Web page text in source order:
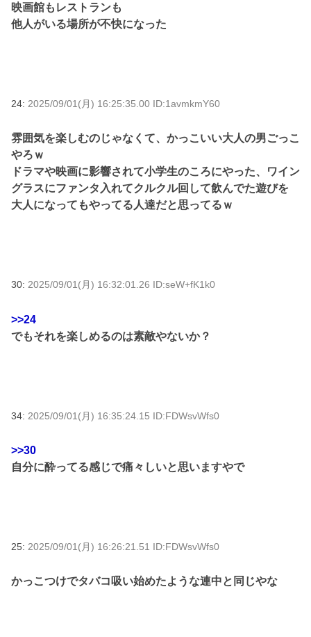
映画館もレストランも
他人がいる場所が不快になった
24: 2025/09/01(月) 16:25:35.00 ID:1avmkmY60
雰囲気を楽しむのじゃなくて、かっこいい大人の男ごっこ
やろｗ
ドラマや映画に影響されて小学生のころにやった、ワイン
グラスにファンタ入れてクルクル回して飲んでた遊びを
大人になってもやってる人達だと思ってるｗ
30: 2025/09/01(月) 16:32:01.26 ID:seW+fK1k0
>>24
でもそれを楽しめるのは素敵やないか？
34: 2025/09/01(月) 16:35:24.15 ID:FDWsvWfs0
>>30
自分に酔ってる感じで痛々しいと思いますやで
25: 2025/09/01(月) 16:26:21.51 ID:FDWsvWfs0
かっこつけでタバコ吸い始めたような連中と同じやな